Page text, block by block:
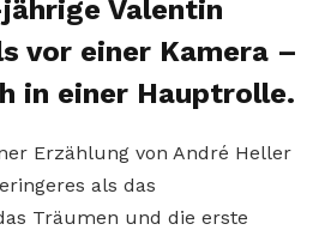
Valentin
vor einer Kamera –
in einer Hauptrolle.
Erzählung von André Heller
als das
Träumen und die erste